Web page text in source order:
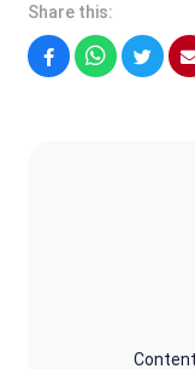
Share this: